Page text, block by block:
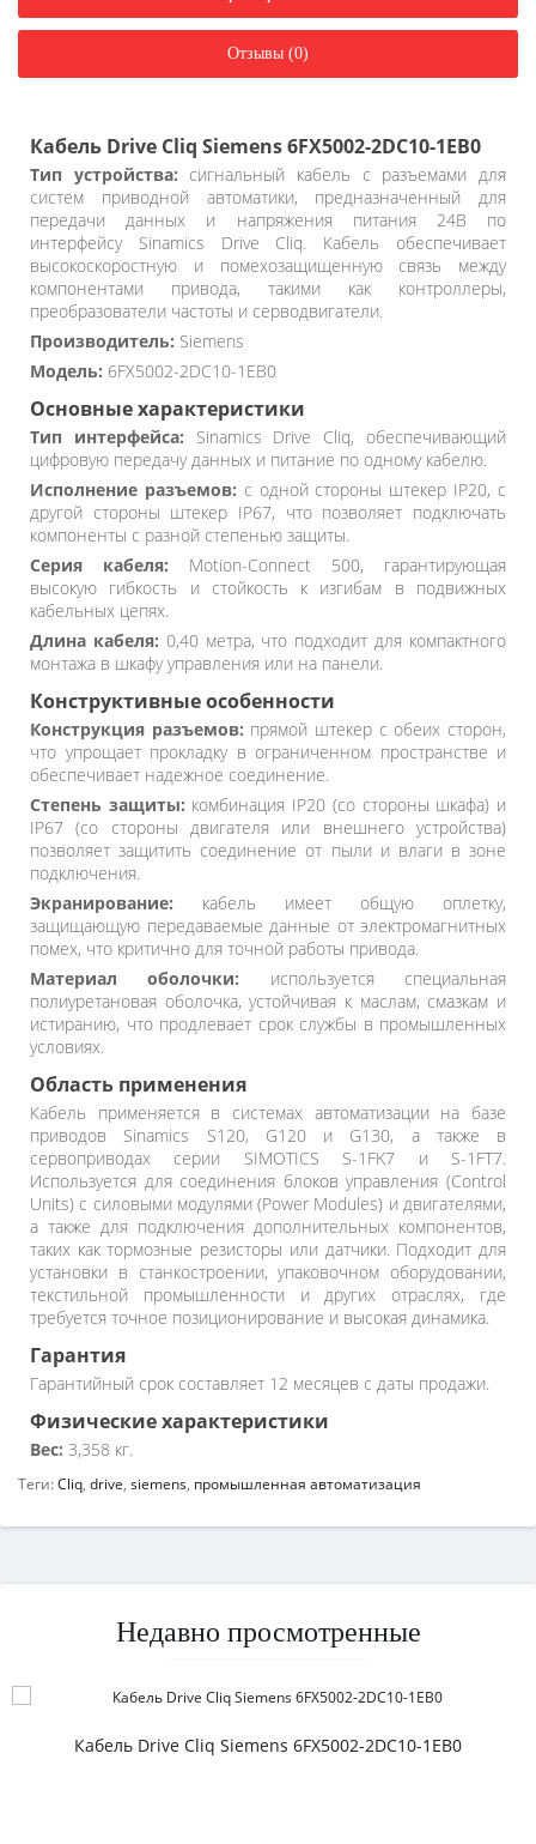
Отзывы (0)
Кабель Drive Cliq Siemens 6FX5002-2DC10-1EB0
Тип устройства: сигнальный кабель с разъемами для
систем приводной автоматики, предназначенный для
передачи данных и напряжения питания 24В по
интерфейсу Sinamics Drive Cliq. Кабель обеспечивает
высокоскоростную и помехозащищенную связь между
компонентами привода, такими как контроллеры,
преобразователи частоты и серводвигатели.
Производитель: Siemens
Модель: 6FX5002-2DC10-1EB0
Основные характеристики
Тип интерфейса: Sinamics Drive Cliq, обеспечивающий
цифровую передачу данных и питание по одному кабелю.
Исполнение разъемов: с одной стороны штекер IP20, с
другой стороны штекер IP67, что позволяет подключать
компоненты с разной степенью защиты.
Серия кабеля: Motion-Connect 500, гарантирующая
высокую гибкость и стойкость к изгибам в подвижных
кабельных цепях.
Длина кабеля: 0,40 метра, что подходит для компактного
монтажа в шкафу управления или на панели.
Конструктивные особенности
Конструкция разъемов: прямой штекер с обеих сторон,
что упрощает прокладку в ограниченном пространстве и
обеспечивает надежное соединение.
Степень защиты: комбинация IP20 (со стороны шкафа) и
IP67 (со стороны двигателя или внешнего устройства)
позволяет защитить соединение от пыли и влаги в зоне
подключения.
Экранирование: кабель имеет общую оплетку,
защищающую передаваемые данные от электромагнитных
помех, что критично для точной работы привода.
Материал оболочки: используется специальная
полиуретановая оболочка, устойчивая к маслам, смазкам и
истиранию, что продлевает срок службы в промышленных
условиях.
Область применения
Кабель применяется в системах автоматизации на базе
приводов Sinamics S120, G120 и G130, а также в
сервоприводах серии SIMOTICS S-1FK7 и S-1FT7.
Используется для соединения блоков управления (Control
Units) с силовыми модулями (Power Modules) и двигателями,
а также для подключения дополнительных компонентов,
таких как тормозные резисторы или датчики. Подходит для
установки в станкостроении, упаковочном оборудовании,
текстильной промышленности и других отраслях, где
требуется точное позиционирование и высокая динамика.
Гарантия
Гарантийный срок составляет 12 месяцев с даты продажи.
Физические характеристики
Вес: 3,358 кг.
Теги:Cliq, drive, siemens, промышленная автоматизация
Недавно просмотренные
Кабель Drive Cliq Siemens 6FX5002-2DC10-1EB0